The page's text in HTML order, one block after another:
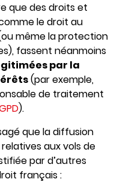
que des droits et
le droit au
même la protection
fassent néanmoins
par la
(par exemple,
de traitement
).
que la diffusion
aux vols de
par d’autres
français :